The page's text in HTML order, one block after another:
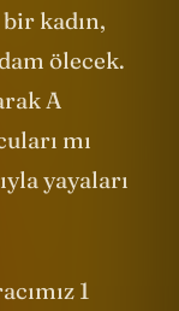
aracın
bir kadın,
ölecek.
A
mı
yayaları